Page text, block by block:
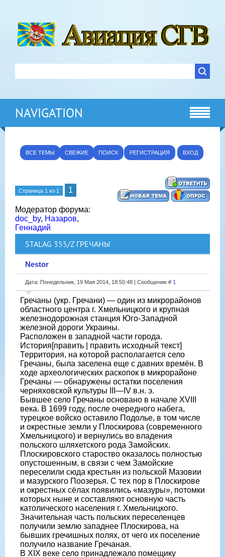
NAVIGATION
ВСЕ ТЕМЫ СВЕЖИЕ ПОИСК РЕГИСТРАЦИЯ ВХОД
Страница 1 из 1 1
Модератор форума:
doc_by, Назаров,
Геннадий
STALAG 355/Z ГРЕЧАНЫ
Nestor
Дата: Понедельник, 19 Мая 2014, 18:50:48 | Сообщение # 1
Гречаны (укр. Гречани) — один из микрорайонов
областного центра г. Хмельницкого и крупная
железнодорожная станция Юго-Западной
железной дороги Украины.
Расположен в западной части города.
История[править | править исходный текст]
Территория, на которой располагается село
Гречаны, была заселена еще с давних времён. В
ходе археологических раскопок в микрорайоне
Гречаны — обнаружены остатки поселения
черняховской культуры III—IV в.н. э.
Бывшее село Гречаны основано в начале XVIII
века. В 1699 году, после очередного набега,
турецкое войско оставило Подолье, в том числе
и окрестные земли у Плоскирова (современного
Хмельницкого) и вернулись во владения
польского шляхетского рода Замойских.
Плоскировского староство оказалось полностью
опустошенным, в связи с чем Замойские
переселили сюда крестьян из польской Мазовии
и мазурского Поозерья. С тех пор в Плоскирове
и окрестных сëлах появились «мазуры», потомки
которых ныне и составляют основную часть
католического населения г. Хмельницкого.
Значительная часть польских переселенцев
получили землю западнее Плоскирова, на
бывших гречишных полях, от чего их поселение
получило название Гречаная.
В XIX веке село принадлежало помещику